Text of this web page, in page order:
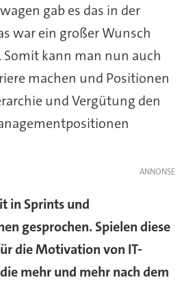
gab es das in der
war ein großer Wunsch
Somit kann man nun auch
machen und Positionen
und Vergütung den
in Sprints und
gesprochen. Spielen diese
die Motivation von IT-
mehr und mehr nach dem